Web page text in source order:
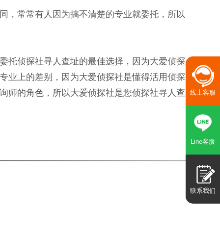
，常常有人因为搞不清楚的专业就委托，所以
托侦探社寻人查址的最佳选择，因为大爱侦探
业上的差别，因为大爱侦探社是懂得活用侦探
师的角色，所以大爱侦探社是您侦探社寻人查
线上客服
Line客服
联系我们